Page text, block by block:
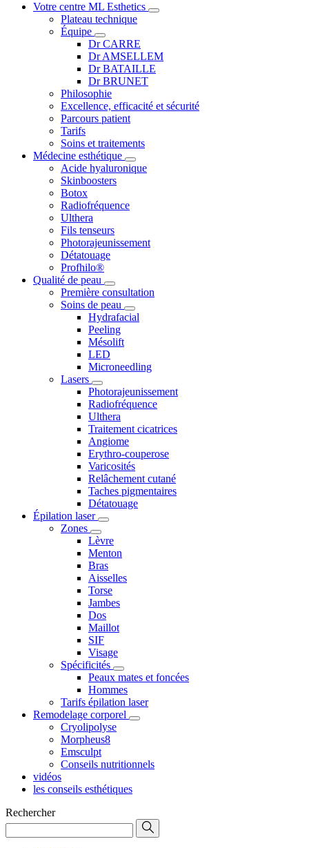
Votre centre ML Esthetics
Plateau technique
Équipe
Dr CARRE
Dr AMSELLEM
Dr BATAILLE
Dr BRUNET
Philosophie
Excellence, efficacité et sécurité
Parcours patient
Tarifs
Soins et traitements
Médecine esthétique
Acide hyaluronique
Skinboosters
Botox
Radiofréquence
Ulthera
Fils tenseurs
Photorajeunissement
Détatouage
Profhilo®
Qualité de peau
Première consultation
Soins de peau
Hydrafacial
Peeling
Mésolift
LED
Microneedling
Lasers
Photorajeunissement
Radiofréquence
Ulthera
Traitement cicatrices
Angiome
Erythro-couperose
Varicosités
Relâchement cutané
Taches pigmentaires
Détatouage
Épilation laser
Zones
Lèvre
Menton
Bras
Aisselles
Torse
Jambes
Dos
Maillot
SIF
Visage
Spécificités
Peaux mates et foncées
Hommes
Tarifs épilation laser
Remodelage corporel
Cryolipolyse
Morpheus8
Emsculpt
Conseils nutritionnels
vidéos
les conseils esthétiques
Rechercher